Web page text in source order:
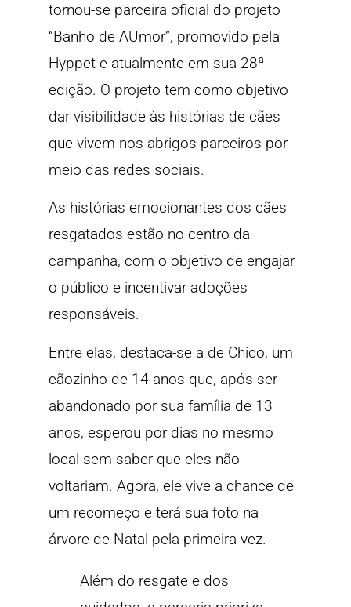
tornou-se parceira oficial do projeto
“Banho de AUmor”, promovido pela
Hyppet e atualmente em sua 28ª
edição. O projeto tem como objetivo
dar visibilidade às histórias de cães
que vivem nos abrigos parceiros por
meio das redes sociais.
As histórias emocionantes dos cães
resgatados estão no centro da
campanha, com o objetivo de engajar
o público e incentivar adoções
responsáveis.
Entre elas, destaca-se a de Chico, um
cãozinho de 14 anos que, após ser
abandonado por sua família de 13
anos, esperou por dias no mesmo
local sem saber que eles não
voltariam. Agora, ele vive a chance de
um recomeço e terá sua foto na
árvore de Natal pela primeira vez.
Além do resgate e dos